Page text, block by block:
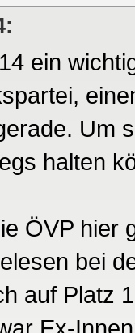
ein
Um
halten
ÖVP hier
bei
auf Platz